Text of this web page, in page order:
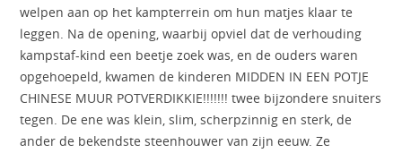
welpen aan op het kampterrein om hun matjes klaar te
leggen. Na de opening, waarbij opviel dat de verhouding
kampstaf-kind een beetje zoek was, en de ouders waren
opgehoepeld, kwamen de kinderen MIDDEN IN EEN POTJE
CHINESE MUUR POTVERDIKKIE!!!!!!! twee bijzondere snuiters
tegen. De ene was klein, slim, scherpzinnig en sterk, de
ander de bekendste steenhouwer van zijn eeuw. Ze